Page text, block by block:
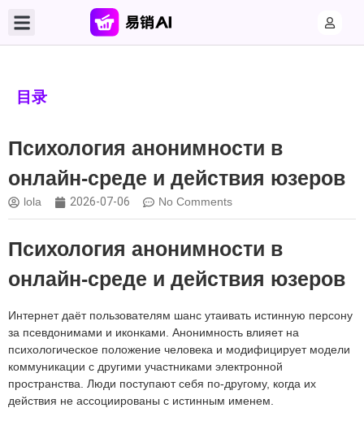
目录
Психология анонимности в
онлайн-среде и действия юзеров
lola 2026-07-06 No Comments
Психология анонимности в
онлайн-среде и действия юзеров
Интернет даёт пользователям шанс утаивать истинную персону
за псевдонимами и иконками. Анонимность влияет на
психологическое положение человека и модифицирует модели
коммуникации с другими участниками электронной
пространства. Люди поступают себя по-другому, когда их
действия не ассоциированы с истинным именем.